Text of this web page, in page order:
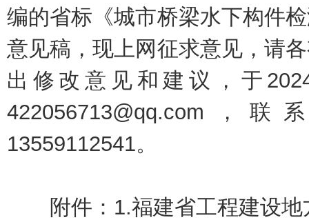
编的省标《城市桥梁水下构件
意见稿，现上网征求意见，请
出修改意见和建议，于
422056713@qq.com，
13559112541。
附件：1.福建省工程建设